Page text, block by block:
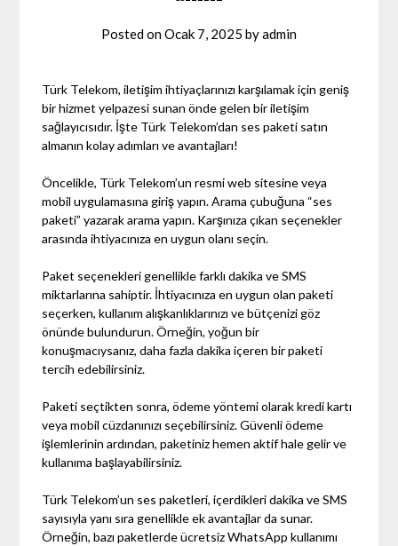
Posted onOcak 7, 2025 byadmin
Türk Telekom, iletişim ihtiyaçlarınızı karşılamak için geniş
bir hizmet yelpazesi sunan önde gelen bir iletişim
sağlayıcısıdır. İşte Türk Telekom’dan ses paketi satın
almanın kolay adımları ve avantajları!
Öncelikle, Türk Telekom’un resmi web sitesine veya
mobil uygulamasına giriş yapın. Arama çubuğuna “ses
paketi” yazarak arama yapın. Karşınıza çıkan seçenekler
arasında ihtiyacınıza en uygun olanı seçin.
Paket seçenekleri genellikle farklı dakika ve SMS
miktarlarına sahiptir. İhtiyacınıza en uygun olan paketi
seçerken, kullanım alışkanlıklarınızı ve bütçenizi göz
önünde bulundurun. Örneğin, yoğun bir
konuşmacıysanız, daha fazla dakika içeren bir paketi
tercih edebilirsiniz.
Paketi seçtikten sonra, ödeme yöntemi olarak kredi kartı
veya mobil cüzdanınızı seçebilirsiniz. Güvenli ödeme
işlemlerinin ardından, paketiniz hemen aktif hale gelir ve
kullanıma başlayabilirsiniz.
Türk Telekom’un ses paketleri, içerdikleri dakika ve SMS
sayısıyla yanı sıra genellikle ek avantajlar da sunar.
Örneğin, bazı paketlerde ücretsiz WhatsApp kullanımı